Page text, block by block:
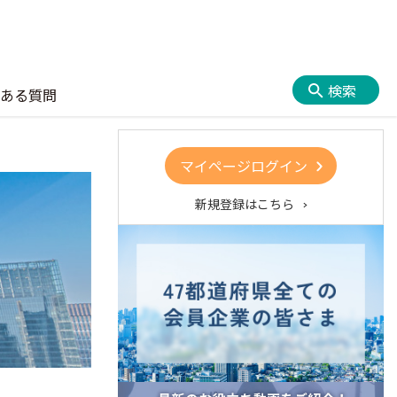
る質問 検索
マイページログイン
新規登録はこちら